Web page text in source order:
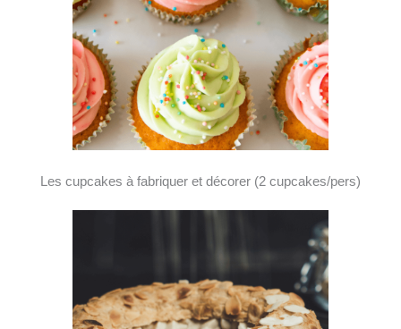
Les cupcakes à fabriquer et décorer (2 cupcakes/pers)